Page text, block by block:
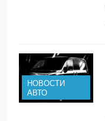
НОВОСТИ
АВТО